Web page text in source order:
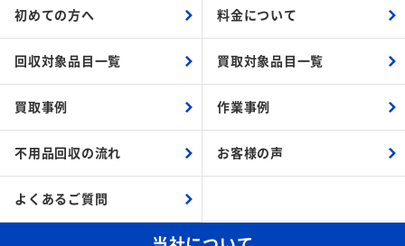
初めての方へ 料金について
回収対象品目一覧 買取対象品目一覧
買取事例 作業事例
不用品回収の流れ お客様の声
よくあるご質問